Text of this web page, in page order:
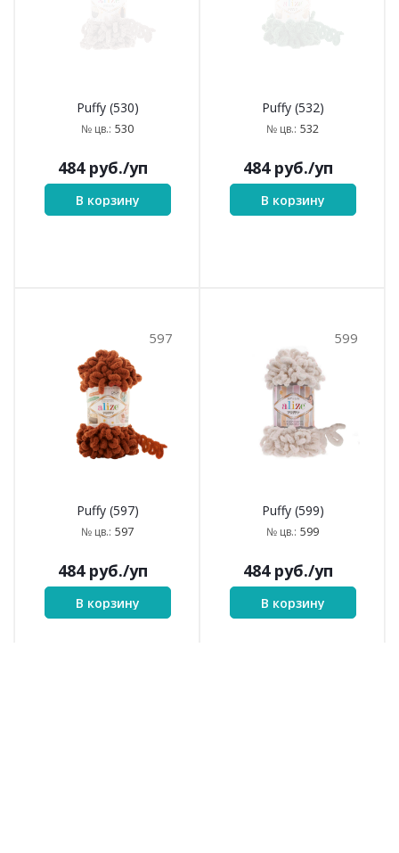
Puffy (530)
№ цв.: 530
484руб./уп
В корзину
Puffy (532)
№ цв.: 532
484руб./уп
В корзину
597
Puffy (597)
№ цв.: 597
484руб./уп
В корзину
599
Puffy (599)
№ цв.: 599
484руб./уп
В корзину